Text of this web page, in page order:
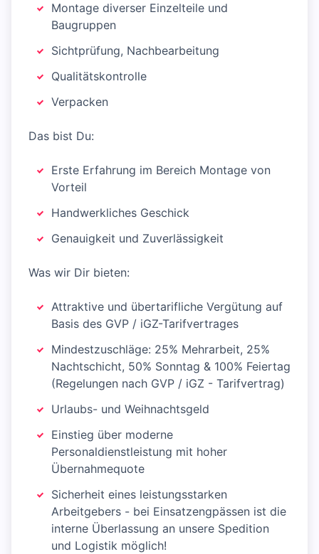
Montage diverser Einzelteile und
Baugruppen
Sichtprüfung, Nachbearbeitung
Qualitätskontrolle
Verpacken
Das bist Du:
Erste Erfahrung im Bereich Montage von
Vorteil
Handwerkliches Geschick
Genauigkeit und Zuverlässigkeit
Was wir Dir bieten:
Attraktive und übertarifliche Vergütung auf
Basis des GVP / iGZ-Tarifvertrages
Mindestzuschläge: 25% Mehrarbeit, 25%
Nachtschicht, 50% Sonntag & 100% Feiertag
(Regelungen nach GVP / iGZ - Tarifvertrag)
Urlaubs- und Weihnachtsgeld
Einstieg über moderne
Personaldienstleistung mit hoher
Übernahmequote
Sicherheit eines leistungsstarken
Arbeitgebers - bei Einsatzengpässen ist die
interne Überlassung an unsere Spedition
und Logistik möglich!